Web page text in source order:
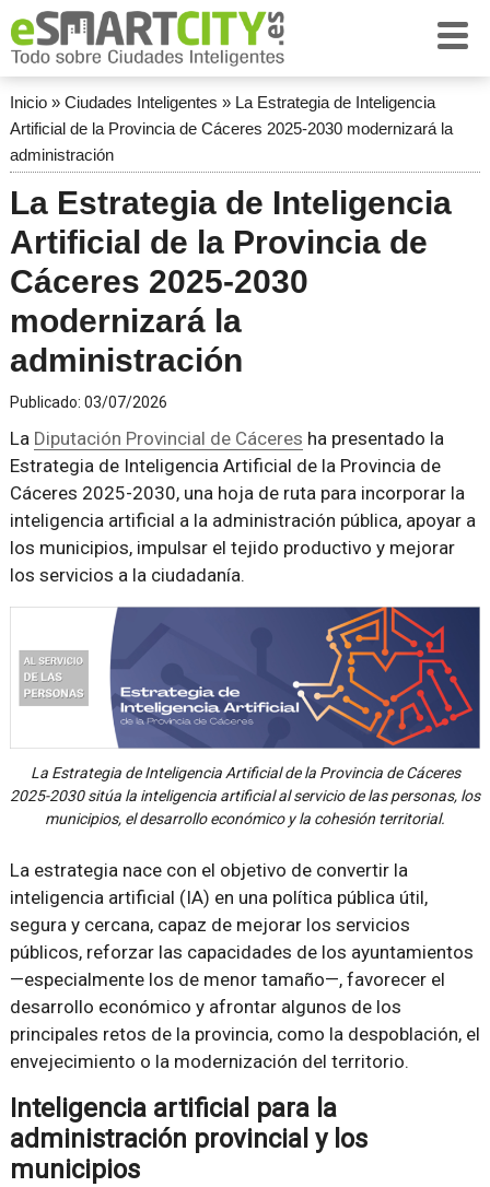
Inicio» Ciudades Inteligentes » La Estrategia de Inteligencia
Artificial de la Provincia de Cáceres 2025-2030 modernizará la
administración
La Estrategia de Inteligencia
Artificial de la Provincia de
Cáceres 2025-2030
modernizará la
administración
Publicado: 03/07/2026
La Diputación Provincial de Cáceres ha presentado la
Estrategia de Inteligencia Artificial de la Provincia de
Cáceres 2025-2030, una hoja de ruta para incorporar la
inteligencia artificial a la administración pública, apoyar a
los municipios, impulsar el tejido productivo y mejorar
los servicios a la ciudadanía.
La Estrategia de Inteligencia Artificial de la Provincia de Cáceres
2025-2030 sitúa la inteligencia artificial al servicio de las personas, los
municipios, el desarrollo económico y la cohesión territorial.
La estrategia nace con el objetivo de convertir la
inteligencia artificial (IA) en una política pública útil,
segura y cercana, capaz de mejorar los servicios
públicos, reforzar las capacidades de los ayuntamientos
—especialmente los de menor tamaño—, favorecer el
desarrollo económico y afrontar algunos de los
principales retos de la provincia, como la despoblación, el
envejecimiento o la modernización del territorio.
Inteligencia artificial para la
administración provincial y los
municipios